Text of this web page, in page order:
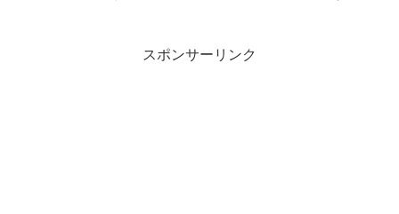
スポンサーリンク